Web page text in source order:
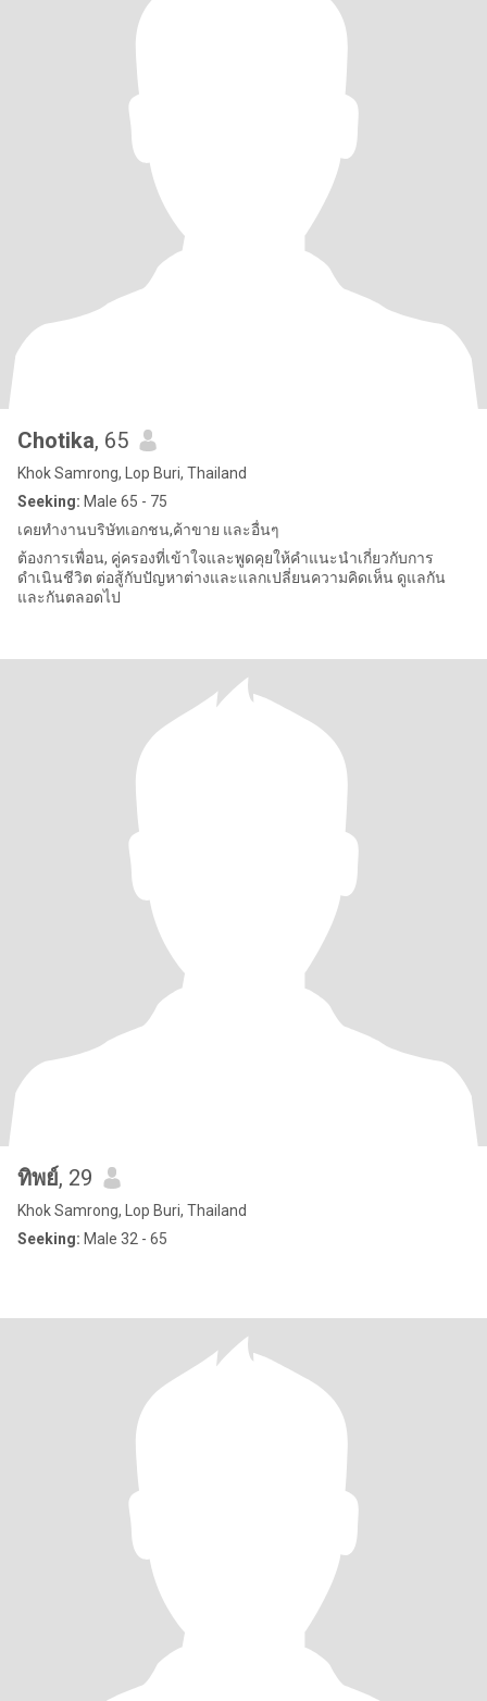
Chotika, 65
Khok Samrong, Lop Buri, Thailand
Seeking: Male 65 - 75
เคยทำงานบริษัทเอกชน,ค้าขาย และอื่นๆ
ต้องการเพื่อน, คู่ครองที่เข้าใจและพูดคุยให้คำแนะนำเกี่ยวกับการ
ดำเนินชีวิต ต่อสู้กับปัญหาต่างและแลกเปลี่ยนความคิดเห็น ดูแลกัน
และกันตลอดไป
ทิพย์, 29
Khok Samrong, Lop Buri, Thailand
Seeking: Male 32 - 65